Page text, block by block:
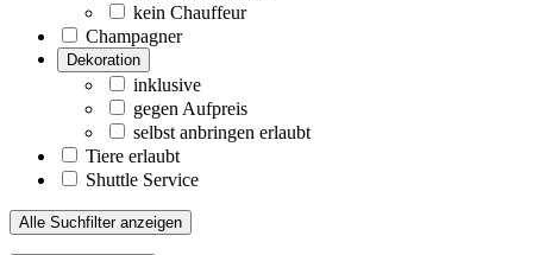
kein Chauffeur
Champagner
Dekoration
inklusive
gegen Aufpreis
selbst anbringen erlaubt
Tiere erlaubt
Shuttle Service
Alle Suchfilter anzeigen